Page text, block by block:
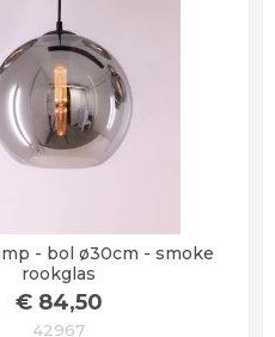
- bol ø30cm - smoke
rookglas
€84,50
42967